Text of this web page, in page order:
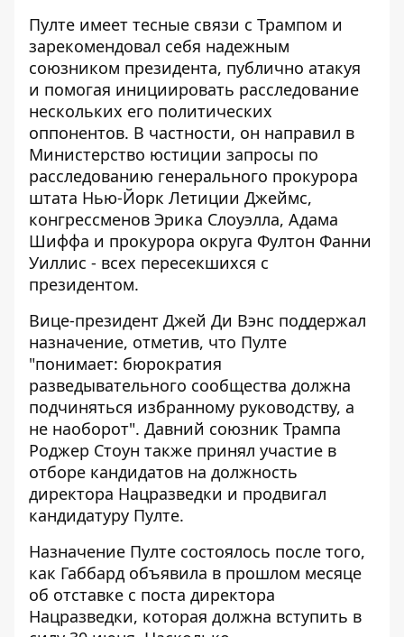
Пулте имеет тесные связи с Трампом и
зарекомендовал себя надежным
союзником президента, публично атакуя
и помогая инициировать расследование
нескольких его политических
оппонентов. В частности, он направил в
Министерство юстиции запросы по
расследованию генерального прокурора
штата Нью-Йорк Летиции Джеймс,
конгрессменов Эрика Слоуэлла, Адама
Шиффа и прокурора округа Фултон Фанни
Уиллис - всех пересекшихся с
президентом.
Вице-президент Джей Ди Вэнс поддержал
назначение, отметив, что Пулте
"понимает: бюрократия
разведывательного сообщества должна
подчиняться избранному руководству, а
не наоборот". Давний союзник Трампа
Роджер Стоун также принял участие в
отборе кандидатов на должность
директора Нацразведки и продвигал
кандидатуру Пулте.
Назначение Пулте состоялось после того,
как Габбард объявила в прошлом месяце
об отставке с поста директора
Нацразведки, которая должна вступить в